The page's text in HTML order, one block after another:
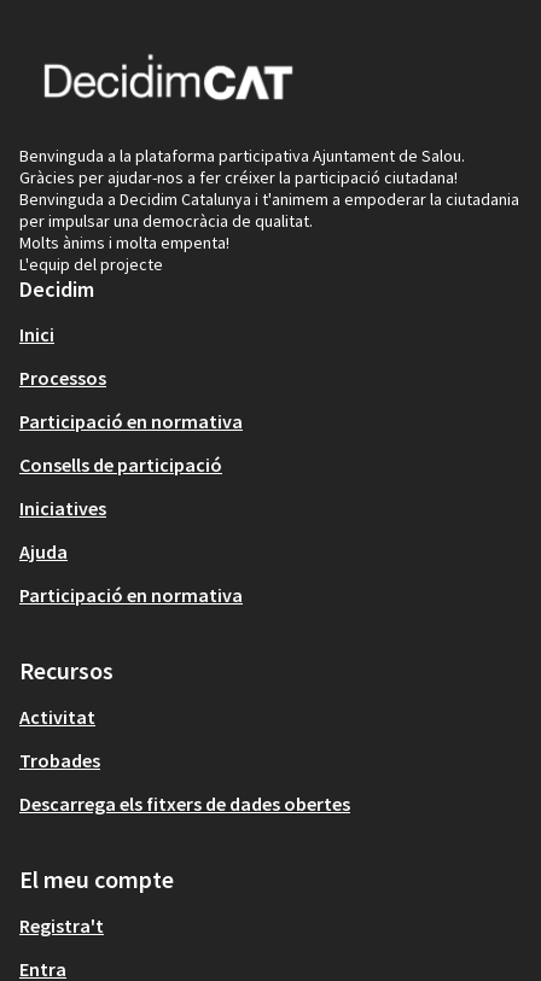
Benvinguda a la plataforma participativa Ajuntament de Salou.
Gràcies per ajudar-nos a fer créixer la participació ciutadana!
Benvinguda a Decidim Catalunya i t'animem a empoderar la ciutadania
per impulsar una democràcia de qualitat.
Molts ànims i molta empenta!
L'equip del projecte
Decidim
Inici
Processos
Participació en normativa
Consells de participació
Iniciatives
Ajuda
Participació en normativa
Recursos
Activitat
Trobades
Descarrega els fitxers de dades obertes
El meu compte
Registra't
Entra